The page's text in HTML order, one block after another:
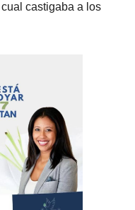
castigaba a los